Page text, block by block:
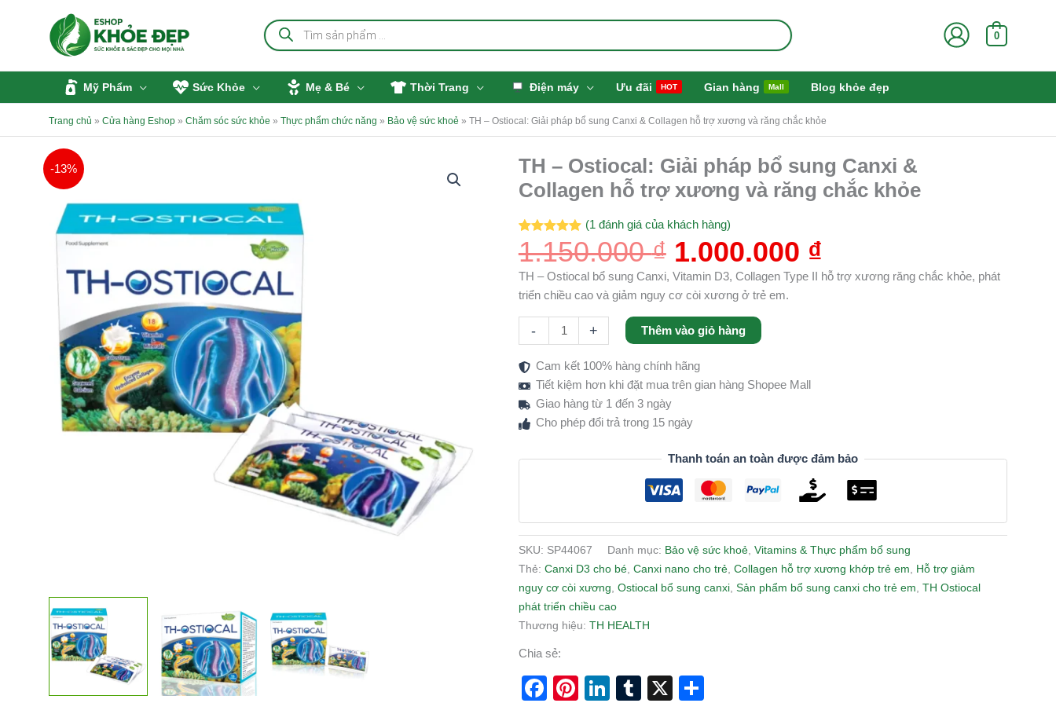
Tìm
kiếm
sản
0
Mỹ Phẩm Sức Khỏe Mẹ & Bé Thời Trang Điện máy Ưu đãi HOT Gian hàng Mall Blog khỏe đẹp
Trang chủ » Cửa hàng Eshop » Chăm sóc sức khỏe » Thực phẩm chức năng » Bảo vệ sức khoẻ » TH – Ostiocal: Giải pháp bổ sung Canxi & Collagen hỗ trợ xương và răng chắc khỏe
-13%
TH – Ostiocal: Giải pháp bổ sung Canxi &
Collagen hỗ trợ xương và răng chắc khỏe
5.00
trên 5
dựa trên
1
(1 đánh giá của khách hàng)
1.150.000₫
Giá
gốc
là:
1.150.000 ₫.
1.000.000 ₫
Giá
hiện
tại
1.000.000 ₫.
TH – Ostiocal bổ sung Canxi, Vitamin D3, Collagen Type II hỗ trợ xương răng chắc khỏe, phát
triển chiều cao và giảm nguy cơ còi xương ở trẻ em.
-
TH
Ostiocal:
Giải
bổ
sung
Canxi
Collagen
trợ
xương
và
răng
khỏe
+ Thêm vào giỏ hàng
Cam kết 100% hàng chính hãng
Tiết kiệm hơn khi đặt mua trên gian hàng Shopee Mall
Giao hàng từ 1 đến 3 ngày
Cho phép đổi trả trong 15 ngày
Thanh toán an toàn được đảm bảo
SKU: SP44067 Danh mục: Bảo vệ sức khoẻ, Vitamins & Thực phẩm bổ sung
Thẻ: Canxi D3 cho bé, Canxi nano cho trẻ, Collagen hỗ trợ xương khớp trẻ em
Hỗ trợ giảm
nguy cơ còi xương Ostiocal bổ sung canxi, Sản phẩm bổ sung canxi cho trẻ em TH Ostiocal
phát triển chiều cao
Thương hiệu: TH HEALTH
Chia sẻ:
Facebook
Pinterest
LinkedIn
Tumblr
X Share